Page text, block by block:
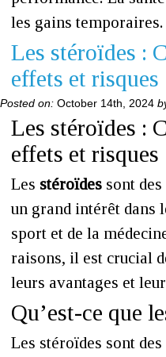
les gains temporaires.
Les stéroïdes :
effets et risques
Posted on: October 14th, 2024
Les stéroïdes :
effets et risques
Les stéroïdes sont
un grand intérêt dans
sport et de la
raisons, il est crucial
leurs avantages et
Qu’est-ce que
Les stéroïdes sont